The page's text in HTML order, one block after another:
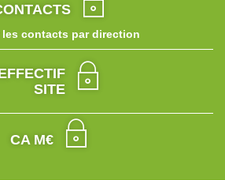
les contacts par direction
SITE
CA M€